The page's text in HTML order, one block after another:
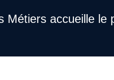
accueille le